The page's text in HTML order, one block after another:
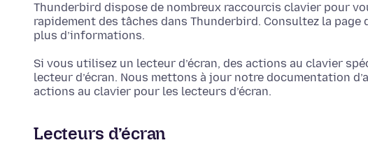
Thunderbird dispose de nombreux raccourcis clavier pour
rapidement des tâches dans Thunderbird. Consultez la page
plus d’informations.
Si vous utilisez un lecteur d’écran, des actions au clavier
lecteur d’écran. Nous mettons à jour notre documentation
actions au clavier pour les lecteurs d’écran.
Lecteurs d’écran